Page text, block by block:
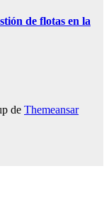
de flotas en la
de Themeansar